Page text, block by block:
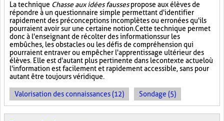
La technique Chasse aux idées faussespropose aux élèves de
répondre à un questionnaire simple permettant d'identifier
rapidement des préconceptions incomplètes ou erronées qu'ils
pourraient avoir sur une certaine notion. Cette technique permet
donc à l'enseignant de récolter des informations sur les
embûches, les obstacles ou les défis de compréhension qui
pourraient entraver ou empêcher l'apprentissage ultérieur des
élèves. Elle est d'autant plus pertinente dans le contexte actuel où
l'information est facilement et rapidement accessible, sans pour
autant être toujours véridique.
Valorisation des connaissances (12) Sondage (5)